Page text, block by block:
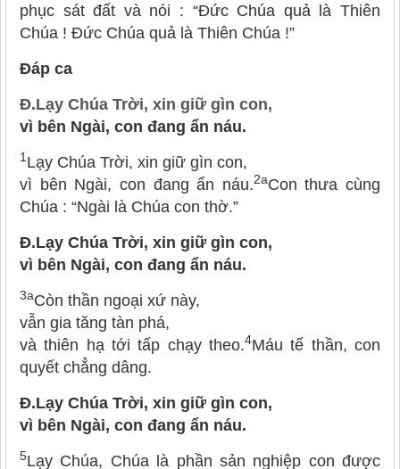
phục sát đất và nói : “Đức Chúa quả là Thiên
Chúa ! Đức Chúa quả là Thiên Chúa !”
Đáp ca
Đ.Lạy Chúa Trời, xin giữ gìn con,
vì bên Ngài, con đang ẩn náu.
1 Lạy Chúa Trời, xin giữ gìn con,
vì bên Ngài, con đang ẩn náu.2aCon thưa cùng
Chúa : “Ngài là Chúa con thờ.”
Đ.Lạy Chúa Trời, xin giữ gìn con,
vì bên Ngài, con đang ẩn náu.
3aCòn thần ngoại xứ này,
vẫn gia tăng tàn phá,
và thiên hạ tới tấp chạy theo.4Máu tế thần, con
quyết chẳng dâng.
Đ.Lạy Chúa Trời, xin giữ gìn con,
vì bên Ngài, con đang ẩn náu.
5Lạy Chúa, Chúa là phần sản nghiệp con được